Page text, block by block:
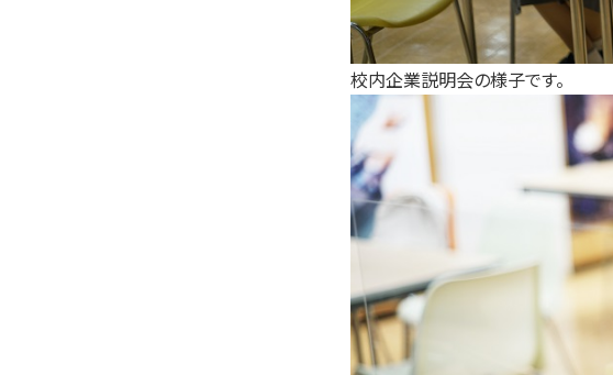
校内企業説明会の様子です。